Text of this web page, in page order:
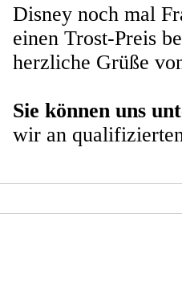
Disney noch mal
einen Trost-Preis
herzliche Grüße
Sie können uns
wir an